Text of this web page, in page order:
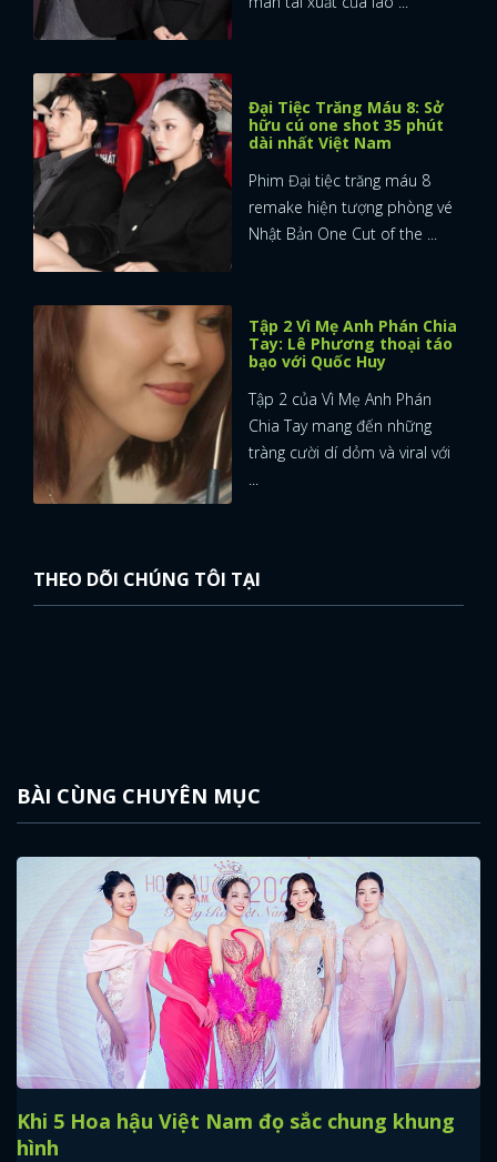
Đại Tiệc Trăng Máu 8: Sở
hữu cú one shot 35 phút
dài nhất Việt Nam
Phim Đại tiệc trăng máu 8
remake hiện tượng phòng vé
Nhật Bản One Cut of the ...
Tập 2 Vì Mẹ Anh Phán Chia
Tay: Lê Phương thoại táo
bạo với Quốc Huy
Tập 2 của Vì Mẹ Anh Phán
Chia Tay mang đến những
tràng cười dí dỏm và viral với
THEO DÕI CHÚNG TÔI TẠI
BÀI CÙNG CHUYÊN MỤC
Khi 5 Hoa hậu Việt Nam đọ sắc chung khung
hình